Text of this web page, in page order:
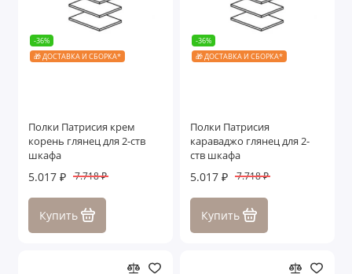
-36%
🎁 ДОСТАВКА И СБОРКА*
Полки Патрисия крем
корень глянец для 2-ств
шкафа
5.017 ₽ 7.718 ₽
Купить
-36%
🎁 ДОСТАВКА И СБОРКА*
Полки Патрисия
караваджо глянец для 2-
ств шкафа
5.017 ₽ 7.718 ₽
Купить